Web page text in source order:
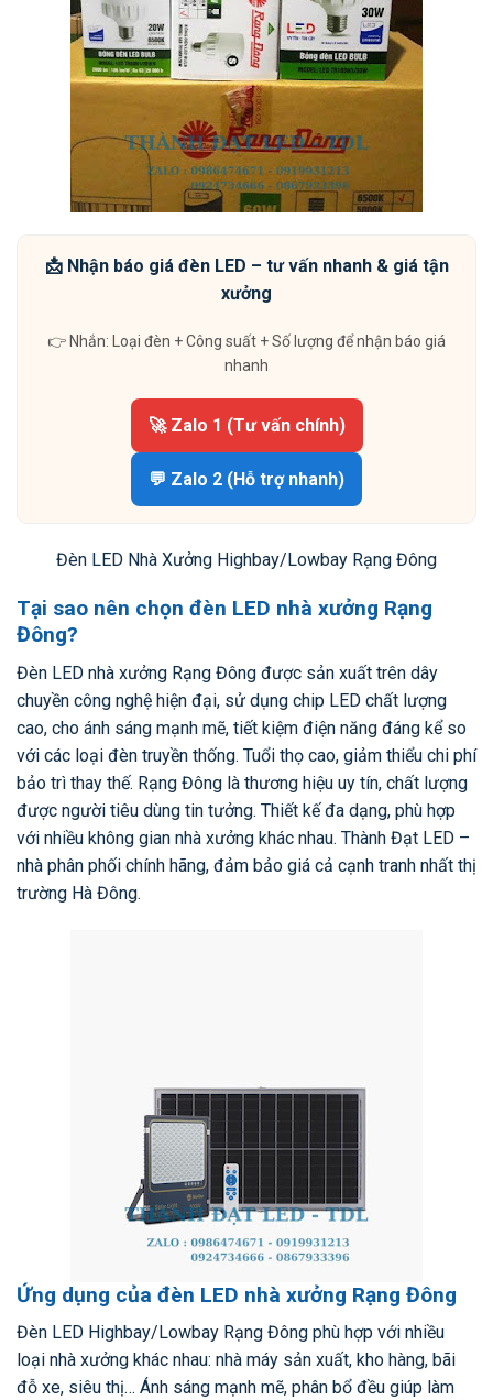
📩 Nhận báo giá đèn LED – tư vấn nhanh & giá tận
xưởng
👉 Nhắn: Loại đèn + Công suất + Số lượng để nhận báo giá
nhanh
🚀 Zalo 1 (Tư vấn chính)
💬 Zalo 2 (Hỗ trợ nhanh)
Đèn LED Nhà Xưởng Highbay/Lowbay Rạng Đông
Tại sao nên chọn đèn LED nhà xưởng Rạng
Đông?
Đèn LED nhà xưởng Rạng Đông được sản xuất trên dây
chuyền công nghệ hiện đại, sử dụng chip LED chất lượng
cao, cho ánh sáng mạnh mẽ, tiết kiệm điện năng đáng kể so
với các loại đèn truyền thống. Tuổi thọ cao, giảm thiểu chi phí
bảo trì thay thế. Rạng Đông là thương hiệu uy tín, chất lượng
được người tiêu dùng tin tưởng. Thiết kế đa dạng, phù hợp
với nhiều không gian nhà xưởng khác nhau. Thành Đạt LED –
nhà phân phối chính hãng, đảm bảo giá cả cạnh tranh nhất thị
trường Hà Đông.
Ứng dụng của đèn LED nhà xưởng Rạng Đông
Đèn LED Highbay/Lowbay Rạng Đông phù hợp với nhiều
loại nhà xưởng khác nhau: nhà máy sản xuất, kho hàng, bãi
đỗ xe, siêu thị… Ánh sáng mạnh mẽ, phân bổ đều giúp làm